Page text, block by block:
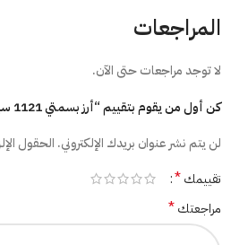
المراجعات
لا توجد مراجعات حتى الآن.
كن أول من يقوم بتقييم “أرز بسمتي 1121 سيلا كريمي 10 كغ”
لن يتم نشر عنوان بريدك الإلكتروني. الحقول
تقييمك*
مراجعتك*